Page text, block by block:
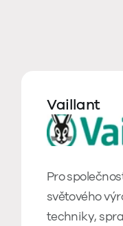
Vaillant
Pro
světového
techniky,